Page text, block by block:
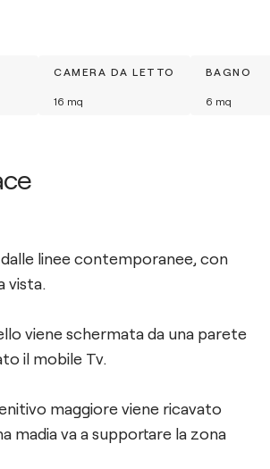
CAMERA DA LETTO
16 mq
BAGNO
6 mq
linee contemporanee, con
vista.
viene schermata da una parete
il mobile Tv.
maggiore viene ricavato
madia va a supportare la zona